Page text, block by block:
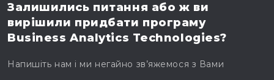
Залишились питання або ж ви
вирішили придбати програму
Business Analytics Technologies?
Напишіть нам і ми негайно зв’яжемося з Вами